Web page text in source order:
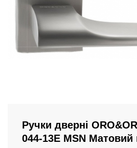
Ручки дверні
044-13E MSN Матовий